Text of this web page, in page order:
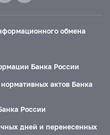
обмена
Банка России
актов Банка
России
дней и перенесенных